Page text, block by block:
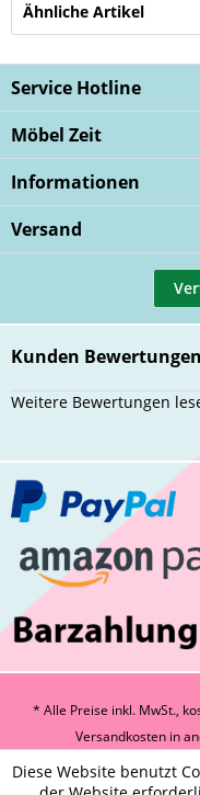
Ähnliche Artikel
Service Hotline
Möbel Zeit
Informationen
Versand
Kunden Bewertungen
Weitere Bewertungen
* Alle Preise inkl. MwSt.,
Versandkosten in
Diese Website benutzt